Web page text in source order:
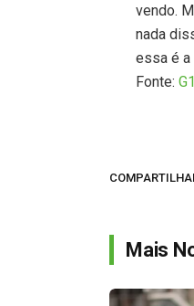
vendo.
nada
essa é a
Fonte:
Mais